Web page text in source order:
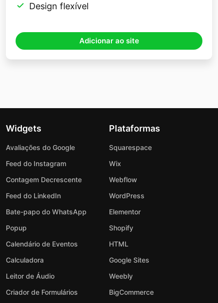
Design flexível
Adicionar ao site
Widgets
Avaliações do Google
Feed do Instagram
Contagem Decrescente
Feed do LinkedIn
Bate-papo do WhatsApp
Popup
Calendário de Eventos
Calculadora
Leitor de Áudio
Criador de Formulários
Plataformas
Squarespace
Wix
Webflow
WordPress
Elementor
Shopify
HTML
Google Sites
Weebly
BigCommerce